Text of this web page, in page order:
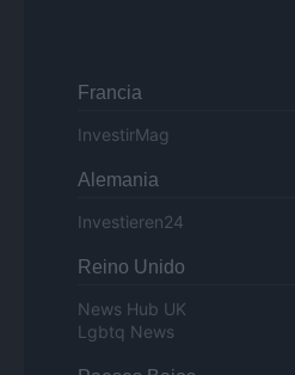
Francia
InvestirMag
Alemania
Investieren24
Reino Unido
News Hub UK
Lgbtq News